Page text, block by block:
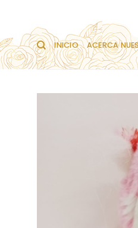
contenido
INICIO ACERCA